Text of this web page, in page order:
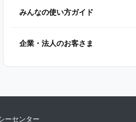
みんなの使い方ガイド
企業・法人のお客さま
ーセンター